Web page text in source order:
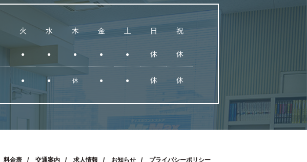
火 水 木 金 土 日 祝
● ● ● ● ● 休 休
● ● 休 ● ● 休 休
料金表 交通案内 求人情報 お知らせ プライバシーポリシー